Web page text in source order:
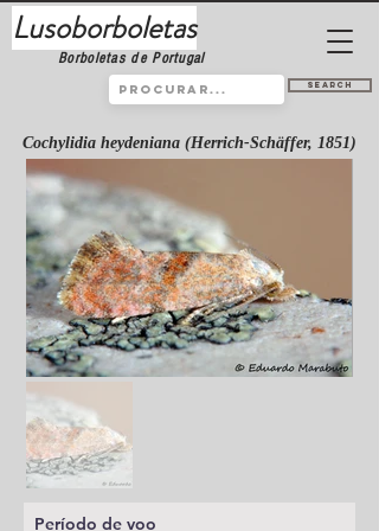
Lusoborboletas
Borboletas de Portugal
Search
Cochylidia heydeniana (Herrich-Schäffer, 1851)
Período de voo